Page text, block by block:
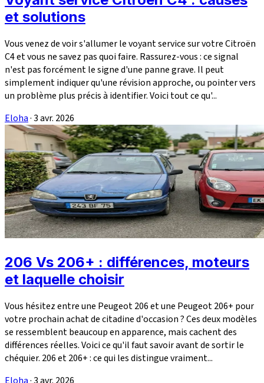
et solutions
Vous venez de voir s'allumer le voyant service sur votre Citroën
C4 et vous ne savez pas quoi faire. Rassurez-vous : ce signal
n'est pas forcément le signe d'une panne grave. Il peut
simplement indiquer qu'une révision approche, ou pointer vers
un problème plus précis à identifier. Voici tout ce qu'...
Eloha·3 avr. 2026
206 Vs 206+ : différences, moteurs
et laquelle choisir
Vous hésitez entre une Peugeot 206 et une Peugeot 206+ pour
votre prochain achat de citadine d'occasion ? Ces deux modèles
se ressemblent beaucoup en apparence, mais cachent des
différences réelles. Voici ce qu'il faut savoir avant de sortir le
chéquier. 206 et 206+ : ce qui les distingue vraiment...